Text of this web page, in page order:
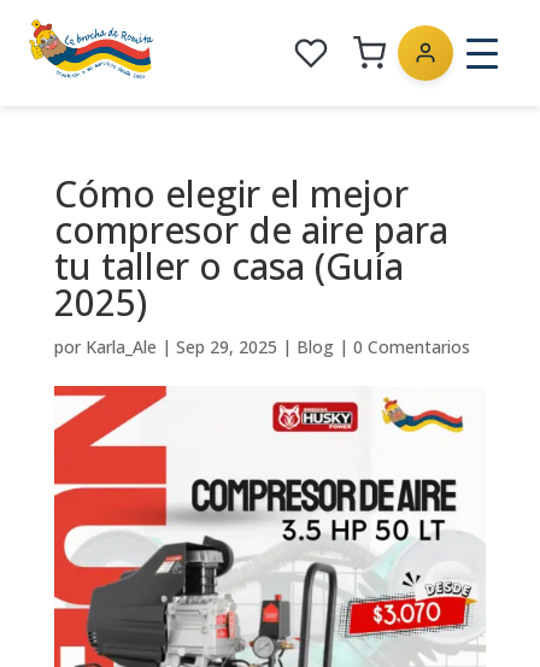
Cómo elegir el mejor
compresor de aire para
tu taller o casa (Guía
2025)
por Karla_Ale | Sep 29, 2025 | Blog| 0 Comentarios